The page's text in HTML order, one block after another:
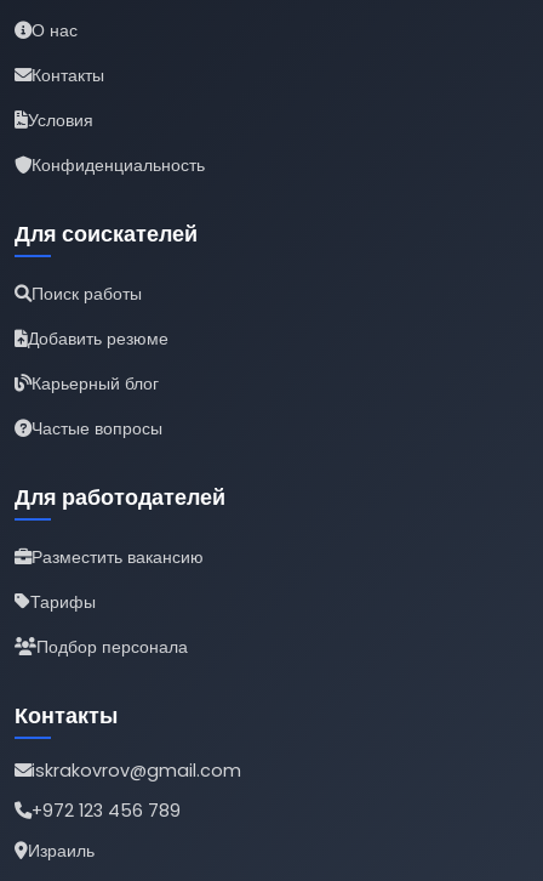
О нас
Контакты
Условия
Конфиденциальность
Для соискателей
Поиск работы
Добавить резюме
Карьерный блог
Частые вопросы
Для работодателей
Разместить вакансию
Тарифы
Подбор персонала
Контакты
iskrakovrov@gmail.com
+972 123 456 789
Израиль